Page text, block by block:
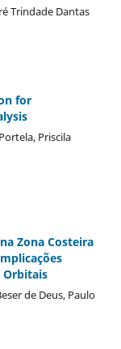
Trindade Dantas
for
Priscila
Zona Costeira
Orbitais
de Deus, Paulo